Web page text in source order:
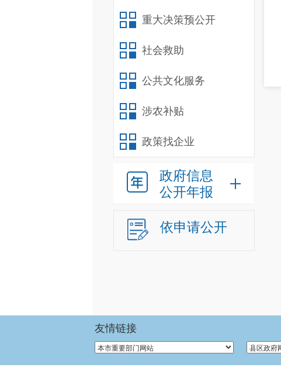
重大决策预公开
社会救助
公共文化服务
涉农补贴
政策找企业
政府信息
公开年报
依申请公开
友情链接